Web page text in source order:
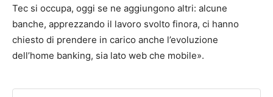
Tec si occupa, oggi se ne aggiungono altri: alcune
banche, apprezzando il lavoro svolto finora, ci hanno
chiesto di prendere in carico anche l’evoluzione
dell’home banking, sia lato web che mobile».